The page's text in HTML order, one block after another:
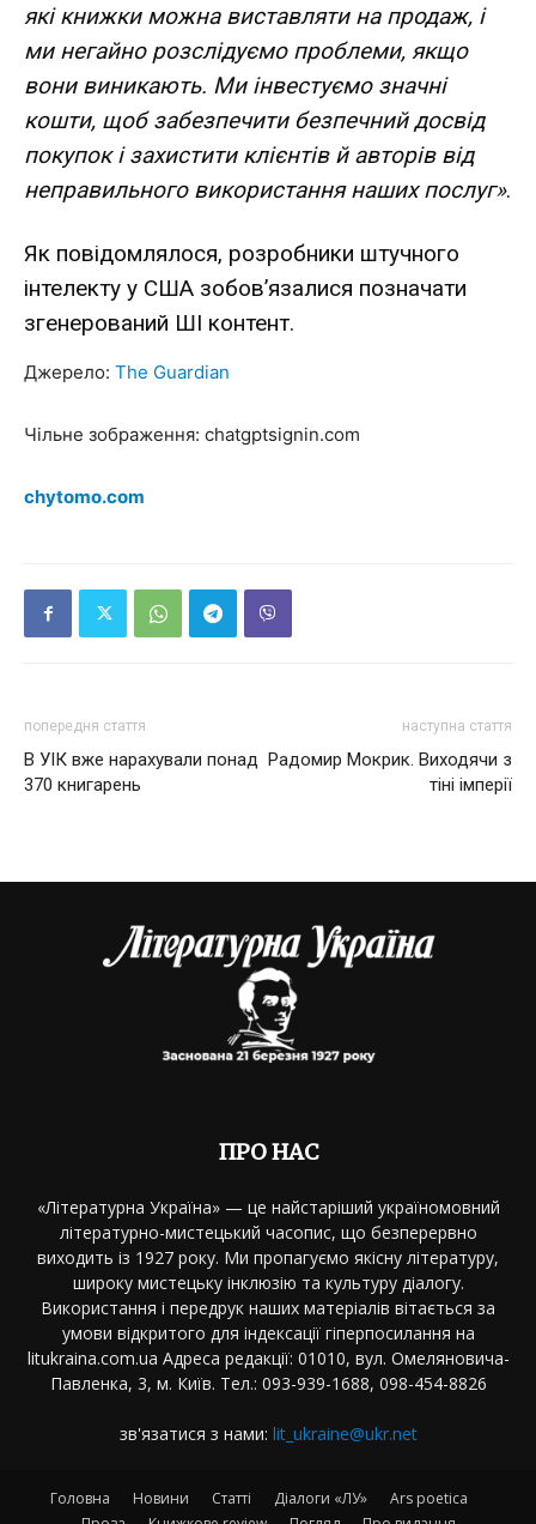
які книжки можна виставляти на продаж, і
ми негайно розслідуємо проблеми, якщо
вони виникають. Ми інвестуємо значні
кошти, щоб забезпечити безпечний досвід
покупок і захистити клієнтів й авторів від
неправильного використання наших послуг».
Як повідомлялося, розробники штучного
інтелекту у США зобов’язалися позначати
згенерований ШІ контент.
Джерело: The Guardian
Чільне зображення: chatgptsignin.com
chytomo.com
попередня стаття
В УІК вже нарахували понад
370 книгарень
наступна стаття
Радомир Мокрик. Виходячи з
тіні імперії
ПРО НАС
«Літературна Україна» — це найстаріший україномовний
літературно-мистецький часопис, що безперервно
виходить із 1927 року. Ми пропагуємо якісну літературу,
широку мистецьку інклюзію та культуру діалогу.
Використання і передрук наших матеріалів вітається за
умови відкритого для індексації гіперпосилання на
litukraina.com.ua Адреса редакції: 01010, вул. Омеляновича-
Павленка, 3, м. Київ. Тел.: 093-939-1688, 098-454-8826
зв'язатися з нами: lit_ukraine@ukr.net
Головна Новини Статті Діалоги «ЛУ»
Ars poetica